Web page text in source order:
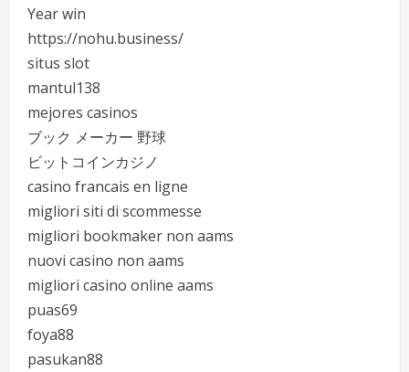
Year win
https://nohu.business/
situs slot
mantul138
mejores casinos
ブック メーカー 野球
ビットコインカジノ
casino francais en ligne
migliori siti di scommesse
migliori bookmaker non aams
nuovi casino non aams
migliori casino online aams
puas69
foya88
pasukan88